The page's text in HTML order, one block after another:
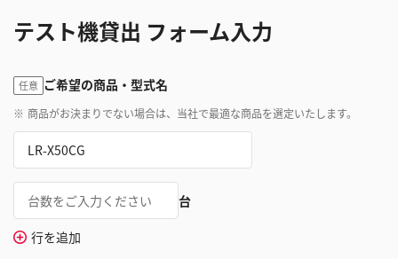
テスト機貸出 フォーム入力
任意 ご希望の商品・型式名
※ 商品がお決まりでない場合は、当社で最適な商品を選定いたします。
台
行を追加